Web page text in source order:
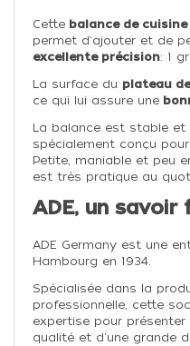
Cette balance de
permet d'ajouter et de
excellente précision: 1
La surface du plateau
ce qui lui assure une
La balance est stable et
spécialement conçu
Petite, maniable et peu
est très pratique au
ADE, un savoir
ADE Germany est une
Hambourg en 1934.
Spécialisée dans la
professionnelle, cette
expertise pour
qualité et d'une grande